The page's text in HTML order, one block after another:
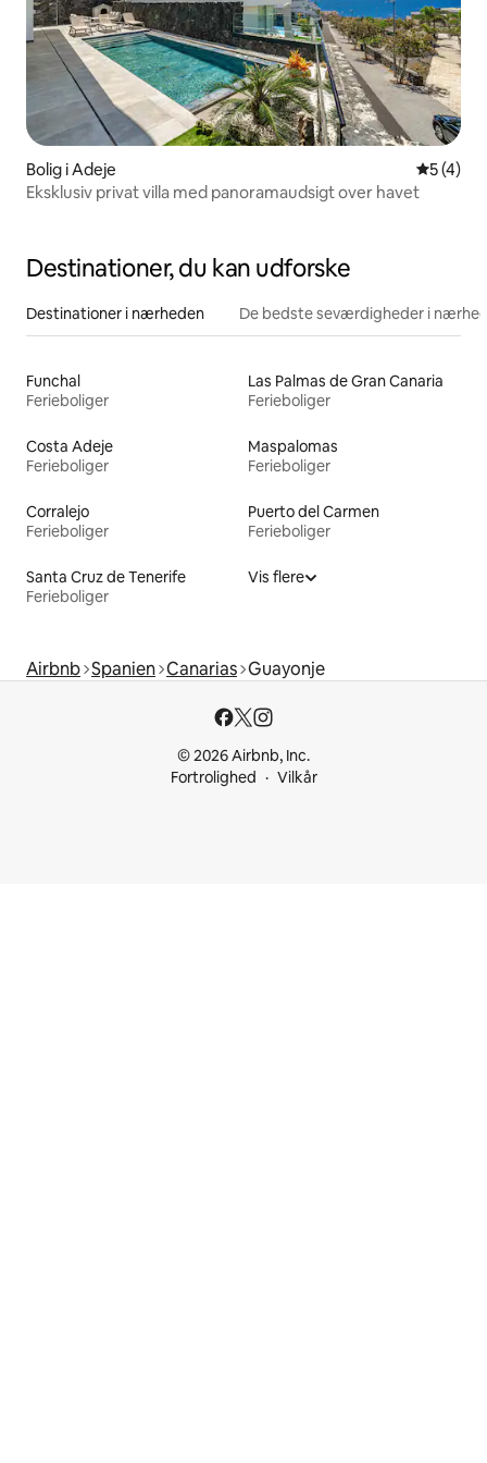
Bolig i Adeje 5 ud af 5
5 (4)
Eksklusiv privat villa med panoramaudsigt over havet
Destinationer, du kan udforske
Destinationer i nærheden De bedste seværdigheder i
Funchal
Ferieboliger
Las Palmas de Gran Canaria
Ferieboliger
Costa Adeje
Ferieboliger
Maspalomas
Ferieboliger
Corralejo
Ferieboliger
Puerto del Carmen
Ferieboliger
Santa Cruz de Tenerife
Ferieboliger
Vis flere
Airbnb Spanien Canarias Guayonje
© 2026 Airbnb, Inc.
Fortrolighed
Vilkår